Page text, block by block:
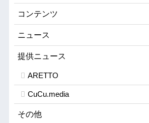
コンテンツ
ニュース
提供ニュース
ARETTO
CuCu.media
その他